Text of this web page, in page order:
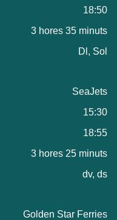
18:50
3 hores 35 minuts
Dl, Sol
SeaJets
15:30
18:55
3 hores 25 minuts
dv, ds
Golden Star Ferries